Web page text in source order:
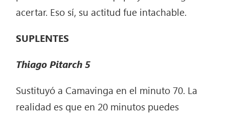
acertar. Eso sí, su actitud fue intachable.
SUPLENTES
Thiago Pitarch 5
Sustituyó a Camavinga en el minuto 70. La
realidad es que en 20 minutos puedes